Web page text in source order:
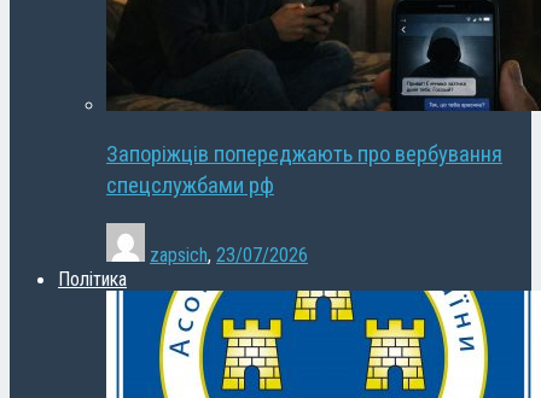
Запоріжців попереджають про вербування
спецслужбами рф
zapsich, 23/07/2026
Політика